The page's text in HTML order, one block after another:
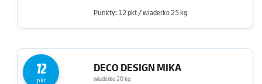
Punkty: 12 pkt / wiaderko 25 kg
12
pkt
DECO DESIGN MIKA
wiaderko 20 kg